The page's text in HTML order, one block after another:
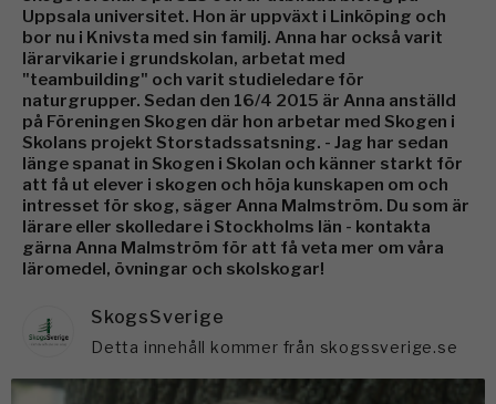
Uppsala universitet. Hon är uppväxt i Linköping och
bor nu i Knivsta med sin familj. Anna har också varit
lärarvikarie i grundskolan, arbetat med
"teambuilding" och varit studieledare för
naturgrupper. Sedan den 16/4 2015 är Anna anställd
på Föreningen Skogen där hon arbetar med Skogen i
Skolans projekt Storstadssatsning. - Jag har sedan
länge spanat in Skogen i Skolan och känner starkt för
att få ut elever i skogen och höja kunskapen om och
intresset för skog, säger Anna Malmström. Du som är
lärare eller skolledare i Stockholms län - kontakta
gärna Anna Malmström för att få veta mer om våra
läromedel, övningar och skolskogar!
SkogsSverige
Detta innehåll kommer från skogssverige.se